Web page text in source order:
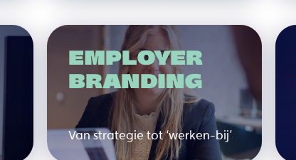
EMPLOYER
BRANDING
Van strategie tot ‘werken-bij’